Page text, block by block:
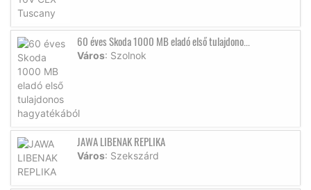
60 éves Skoda 1000 MB eladó első tulajdono...
Város: Szolnok
JAWA LIBENAK REPLIKA
Város: Szekszárd